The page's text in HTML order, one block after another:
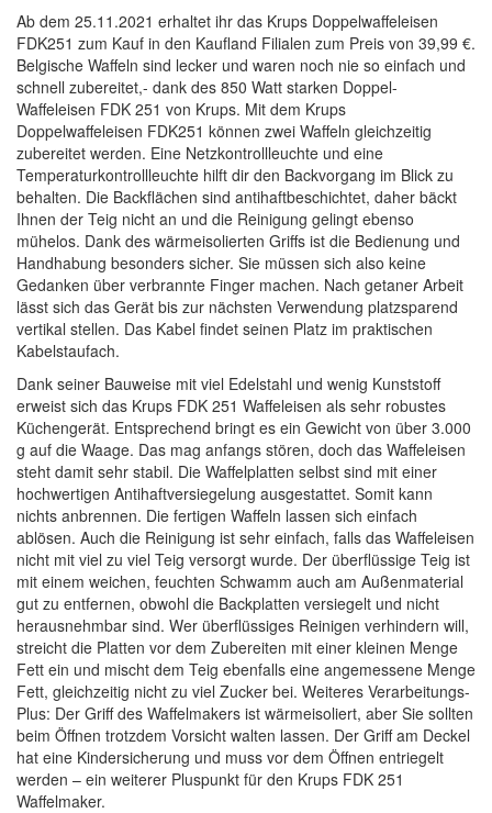
Ab dem 25.11.2021 erhaltet ihr das Krups Doppelwaffeleisen
FDK251 zum Kauf in den Kaufland Filialen zum Preis von 39,99 €.
Belgische Waffeln sind lecker und waren noch nie so einfach und
schnell zubereitet,- dank des 850 Watt starken Doppel-
Waffeleisen FDK 251 von Krups. Mit dem Krups
Doppelwaffeleisen FDK251 können zwei Waffeln gleichzeitig
zubereitet werden. Eine Netzkontrollleuchte und eine
Temperaturkontrollleuchte hilft dir den Backvorgang im Blick zu
behalten. Die Backflächen sind antihaftbeschichtet, daher bäckt
Ihnen der Teig nicht an und die Reinigung gelingt ebenso
mühelos. Dank des wärmeisolierten Griffs ist die Bedienung und
Handhabung besonders sicher. Sie müssen sich also keine
Gedanken über verbrannte Finger machen. Nach getaner Arbeit
lässt sich das Gerät bis zur nächsten Verwendung platzsparend
vertikal stellen. Das Kabel findet seinen Platz im praktischen
Kabelstaufach.
Dank seiner Bauweise mit viel Edelstahl und wenig Kunststoff
erweist sich das Krups FDK 251 Waffeleisen als sehr robustes
Küchengerät. Entsprechend bringt es ein Gewicht von über 3.000
g auf die Waage. Das mag anfangs stören, doch das Waffeleisen
steht damit sehr stabil. Die Waffelplatten selbst sind mit einer
hochwertigen Antihaftversiegelung ausgestattet. Somit kann
nichts anbrennen. Die fertigen Waffeln lassen sich einfach
ablösen. Auch die Reinigung ist sehr einfach, falls das Waffeleisen
nicht mit viel zu viel Teig versorgt wurde. Der überflüssige Teig ist
mit einem weichen, feuchten Schwamm auch am Außenmaterial
gut zu entfernen, obwohl die Backplatten versiegelt und nicht
herausnehmbar sind. Wer überflüssiges Reinigen verhindern will,
streicht die Platten vor dem Zubereiten mit einer kleinen Menge
Fett ein und mischt dem Teig ebenfalls eine angemessene Menge
Fett, gleichzeitig nicht zu viel Zucker bei. Weiteres Verarbeitungs-
Plus: Der Griff des Waffelmakers ist wärmeisoliert, aber Sie sollten
beim Öffnen trotzdem Vorsicht walten lassen. Der Griff am Deckel
hat eine Kindersicherung und muss vor dem Öffnen entriegelt
werden – ein weiterer Pluspunkt für den Krups FDK 251
Waffelmaker.